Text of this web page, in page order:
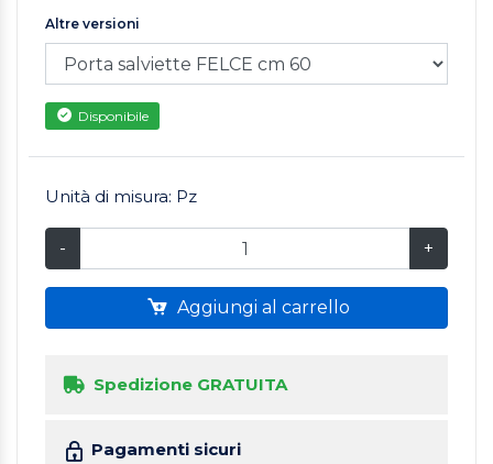
Altre versioni
Disponibile
Unità di misura: Pz
- +
Aggiungi al carrello
Spedizione GRATUITA
Pagamenti sicuri